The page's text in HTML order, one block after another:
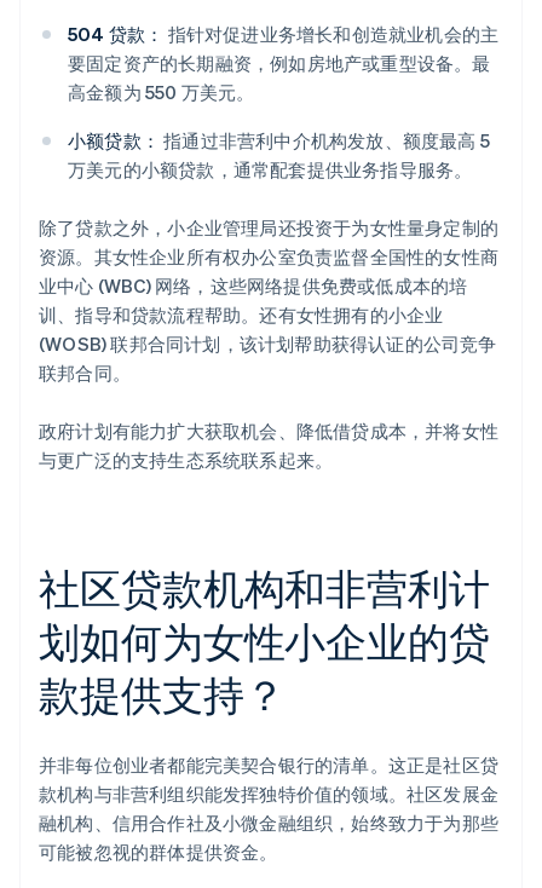
504 贷款： 指针对促进业务增长和创造就业机会的主
要固定资产的长期融资，例如房地产或重型设备。最
高金额为 550 万美元。
小额贷款： 指通过非营利中介机构发放、额度最高 5
万美元的小额贷款，通常配套提供业务指导服务。
除了贷款之外，小企业管理局还投资于为女性量身定制的
资源。其女性企业所有权办公室负责监督全国性的女性商
业中心 (WBC) 网络，这些网络提供免费或低成本的培
训、指导和贷款流程帮助。还有女性拥有的小企业
(WOSB) 联邦合同计划，该计划帮助获得认证的公司竞争
联邦合同。
政府计划有能力扩大获取机会、降低借贷成本，并将女性
与更广泛的支持生态系统联系起来。
社区贷款机构和非营利计
划如何为女性小企业的贷
款提供支持？
并非每位创业者都能完美契合银行的清单。这正是社区贷
款机构与非营利组织能发挥独特价值的领域。社区发展金
融机构、信用合作社及小微金融组织，始终致力于为那些
可能被忽视的群体提供资金。